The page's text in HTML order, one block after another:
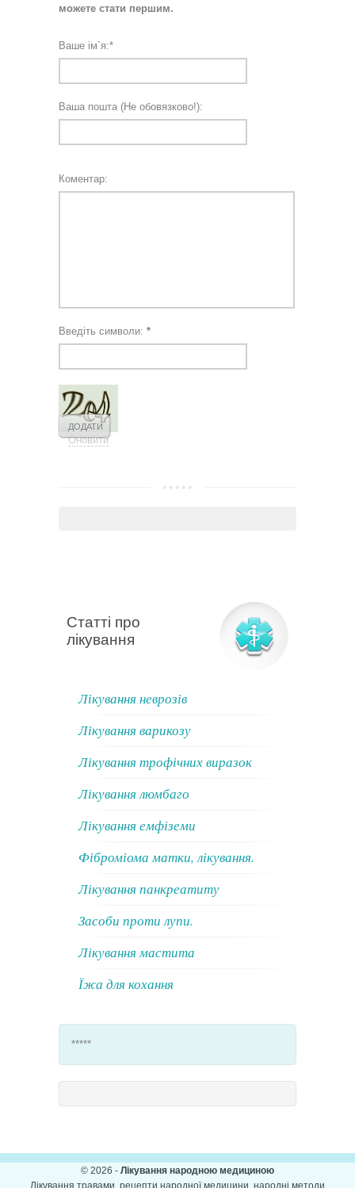
можете стати першим.
Ваше ім`я:*
Ваша пошта (Не обовязково!):
Коментар:
Введіть символи: *
Оновити
Статті про
лікування
Лікування неврозів
Лікування варикозу
Лікування трофічних виразок
Лікування люмбаго
Лікування емфіземи
Фіброміома матки, лікування.
Лікування панкреатиту
Засоби проти лупи.
Лікування мастита
Їжа для кохання
*****
© 2026 - Лікування народною медициною
Лікування травами, рецепти народної медицини, народні методи